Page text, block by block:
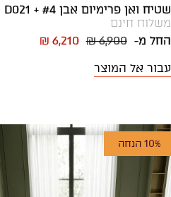
שטיח ואן פרימיום אבן D021 + #4
משלוח חינם
החל מ-₪ 6,900
₪ 6,210
עבור אל המוצר
10% הנחה